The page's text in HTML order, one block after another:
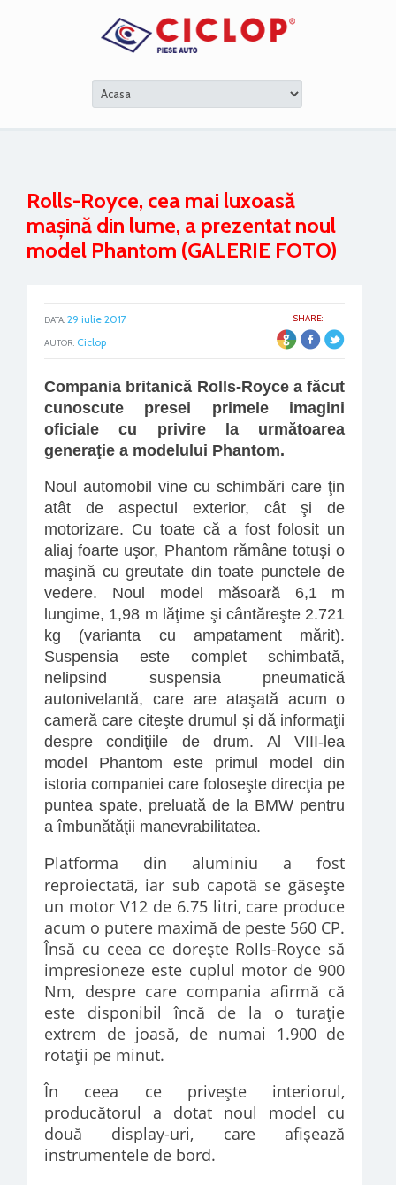
Rolls-Royce, cea mai luxoasă
maşină din lume, a prezentat noul
model Phantom (GALERIE FOTO)
SHARE:
DATA: 29 iulie 2017
AUTOR: Ciclop
Compania britanică Rolls-Royce a făcut
cunoscute presei primele imagini
oficiale cu privire la următoarea
generaţie a modelului Phantom.
Noul automobil vine cu schimbări care ţin
atât de aspectul exterior, cât şi de
motorizare. Cu toate că a fost folosit un
aliaj foarte uşor, Phantom rămâne totuşi o
maşină cu greutate din toate punctele de
vedere. Noul model măsoară 6,1 m
lungime, 1,98 m lăţime şi cântăreşte 2.721
kg (varianta cu ampatament mărit).
Suspensia este complet schimbată,
nelipsind suspensia pneumatică
autonivelantă, care are ataşată acum o
cameră care citeşte drumul şi dă informaţii
despre condiţiile de drum. Al VIII-lea
model Phantom este primul model din
istoria companiei care foloseşte direcţia pe
puntea spate, preluată de la BMW pentru
a îmbunătăţii manevrabilitatea.
Platforma din aluminiu a fost
reproiectată, iar sub capotă se găseşte
un motor V12 de 6.75 litri, care produce
acum o putere maximă de peste 560 CP.
Însă cu ceea ce doreşte Rolls-Royce să
impresioneze este cuplul motor de 900
Nm, despre care compania afirmă că
este disponibil încă de la o turaţie
extrem de joasă, de numai 1.900 de
rotaţii pe minut.
În ceea ce priveşte interiorul,
producătorul a dotat noul model cu
două display-uri, care afişează
instrumentele de bord.